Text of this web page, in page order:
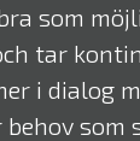
som
tar
i dialog
behov som